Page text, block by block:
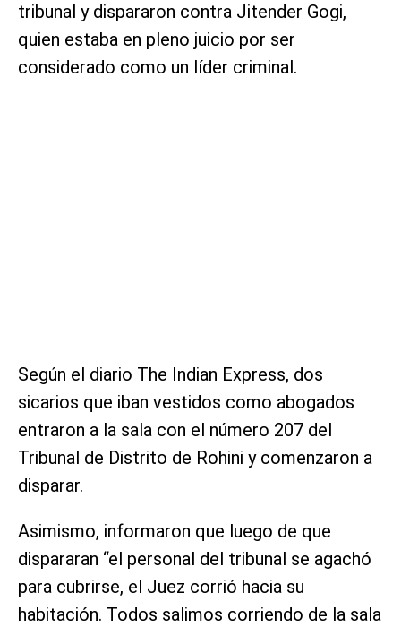
tribunal y dispararon contra Jitender Gogi,
quien estaba en pleno juicio por ser
considerado como un líder criminal.
Según el diario The Indian Express, dos
sicarios que iban vestidos como abogados
entraron a la sala con el número 207 del
Tribunal de Distrito de Rohini y comenzaron a
disparar.
Asimismo, informaron que luego de que
dispararan “el personal del tribunal se agachó
para cubrirse, el Juez corrió hacia su
habitación. Todos salimos corriendo de la sala